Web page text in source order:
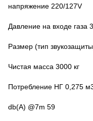
напряжение 220/127V
Давление на входе газа
Размер (тип
Чистая масса 3000 кг
Потребление НГ 0,275
db(A) @7m 59